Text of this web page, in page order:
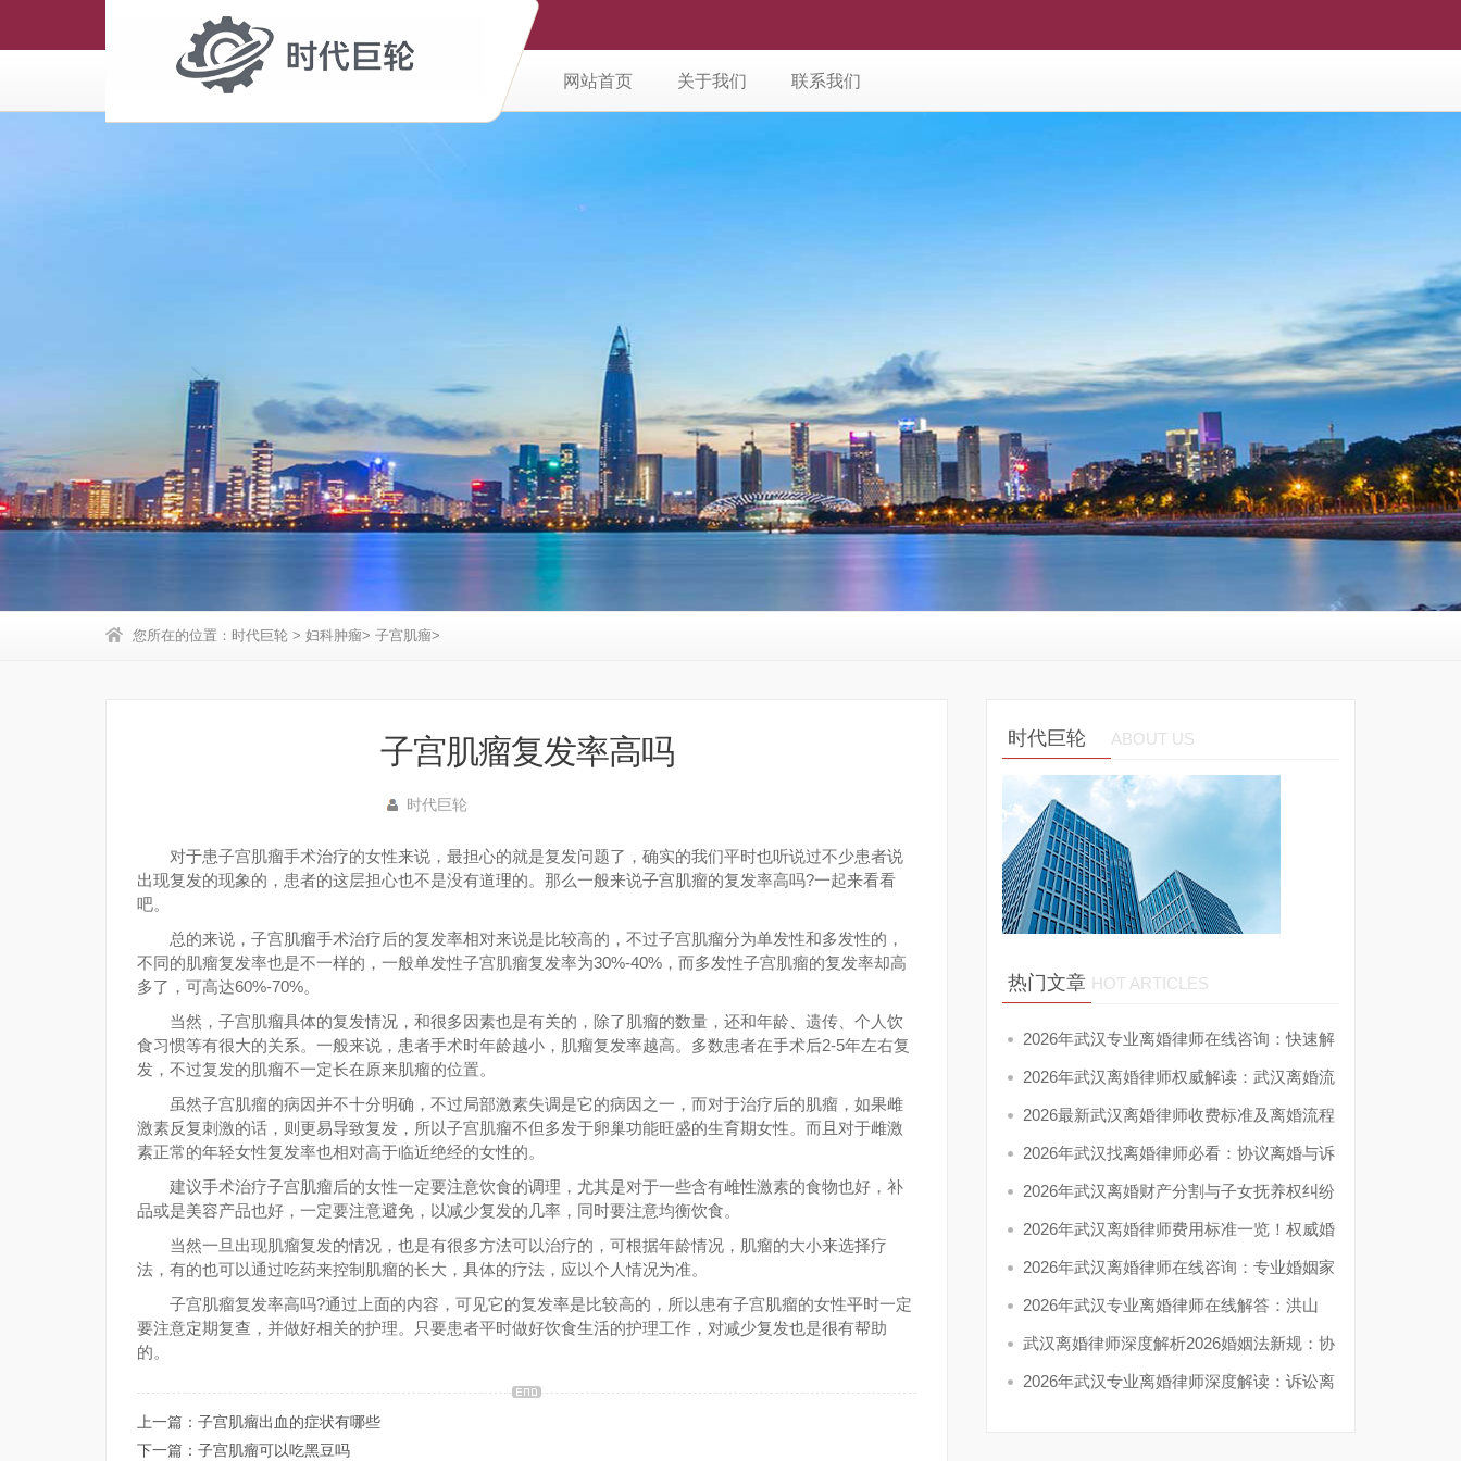
网站首页 关于我们 联系我们
您所在的位置： 时代巨轮 > 妇科肿瘤> 子宫肌瘤>
时代巨轮 ABOUT US
热门文章 HOT ARTICLES
2026年武汉专业离婚律师在线咨询：快速解
答 2026年武汉离婚律师权威解读：武汉离婚流
程 2026最新武汉离婚律师收费标准及离婚流程
详 2026年武汉找离婚律师必看：协议离婚与诉
讼 2026年武汉离婚财产分割与子女抚养权纠纷
一 2026年武汉离婚律师费用标准一览！权威婚
姻 2026年武汉离婚律师在线咨询：专业婚姻家
事 2026年武汉专业离婚律师在线解答：洪山
区、武汉离婚律师深度解析2026婚姻法新规：协
议 2026年武汉专业离婚律师深度解读：诉讼离
子宫肌瘤复发率高吗
时代巨轮
对于患子宫肌瘤手术治疗的女性来说，最担心的就是复发问题了，确实的我们平时也听说过不少患者说
出现复发的现象的，患者的这层担心也不是没有道理的。那么一般来说子宫肌瘤的复发率高吗?一起来看看
吧。
总的来说，子宫肌瘤手术治疗后的复发率相对来说是比较高的，不过子宫肌瘤分为单发性和多发性的，
不同的肌瘤复发率也是不一样的，一般单发性子宫肌瘤复发率为30%-40%，而多发性子宫肌瘤的复发率却高
多了，可高达60%-70%。
当然，子宫肌瘤具体的复发情况，和很多因素也是有关的，除了肌瘤的数量，还和年龄、遗传、个人饮
食习惯等有很大的关系。一般来说，患者手术时年龄越小，肌瘤复发率越高。多数患者在手术后2-5年左右复
发，不过复发的肌瘤不一定长在原来肌瘤的位置。
虽然子宫肌瘤的病因并不十分明确，不过局部激素失调是它的病因之一，而对于治疗后的肌瘤，如果雌
激素反复刺激的话，则更易导致复发，所以子宫肌瘤不但多发于卵巢功能旺盛的生育期女性。而且对于雌激
素正常的年轻女性复发率也相对高于临近绝经的女性的。
建议手术治疗子宫肌瘤后的女性一定要注意饮食的调理，尤其是对于一些含有雌性激素的食物也好，补
品或是美容产品也好，一定要注意避免，以减少复发的几率，同时要注意均衡饮食。
当然一旦出现肌瘤复发的情况，也是有很多方法可以治疗的，可根据年龄情况，肌瘤的大小来选择疗
法，有的也可以通过吃药来控制肌瘤的长大，具体的疗法，应以个人情况为准。
子宫肌瘤复发率高吗?通过上面的内容，可见它的复发率是比较高的，所以患有子宫肌瘤的女性平时一定
要注意定期复查，并做好相关的护理。只要患者平时做好饮食生活的护理工作，对减少复发也是很有帮助
的。
上一篇： 子宫肌瘤出血的症状有哪些
下一篇： 子宫肌瘤可以吃黑豆吗